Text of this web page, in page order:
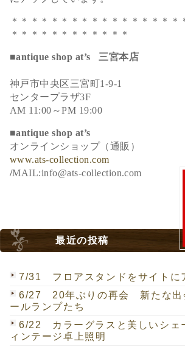
＊＊＊＊＊＊＊＊＊＊＊＊＊＊＊＊＊
＊＊＊＊＊＊＊＊＊＊＊＊
■antique shop at’s 三宮本店
神戸市中央区三宮町1-9-1
センタープラザ3F
AM 11:00～PM 19:00
■antique shop at’s
オンラインショップ（通販）
www.ats-collection.com
/MAIL:info@ats-collection.com
最近の投稿
7/31 フロアスタンドをサイトに
6/27 20年ぶりの再会 新たな出
ールランプたち
6/22 カラーグラスと美しいシェ
ィンテージ卓上照明